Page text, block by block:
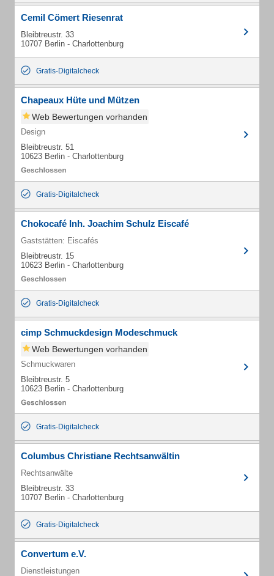
Cemil Cömert Riesenrat
Bleibtreustr. 33
10707 Berlin - Charlottenburg
Gratis-Digitalcheck
Chapeaux Hüte und Mützen
Web Bewertungen vorhanden
Design
Bleibtreustr. 51
10623 Berlin - Charlottenburg
Gratis-Digitalcheck
Chokocafé Inh. Joachim Schulz Eiscafé
Gaststätten: Eiscafés
Bleibtreustr. 15
10623 Berlin - Charlottenburg
Gratis-Digitalcheck
cimp Schmuckdesign Modeschmuck
Web Bewertungen vorhanden
Schmuckwaren
Bleibtreustr. 5
10623 Berlin - Charlottenburg
Gratis-Digitalcheck
Columbus Christiane Rechtsanwältin
Rechtsanwälte
Bleibtreustr. 33
10707 Berlin - Charlottenburg
Gratis-Digitalcheck
Convertum e.V.
Dienstleistungen